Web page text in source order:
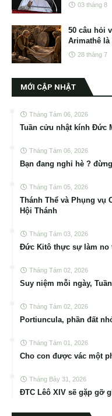
03 tháng 8
50 câu hỏi
Arimathê là
28 tháng 7
MỚI CẬP NHẬT
Tháng Tám 06, 2026
Tuần cửu nhật kính Đức
Tháng Tám 06, 2026
Bạn đang nghỉ hè ?
Tháng Tám 05, 2026
Thánh Thể và Phụng vụ
Hội Thánh
Tháng Tám 03, 2026
Đức Kitô thực sự làm no
Tháng Tám 02, 2026
Suy niệm mỗi ngày,
Tháng Tám 02, 2026
Portiuncula, phần đất
Tháng Tám 01, 2026
Cho con được vác một
Tháng Bảy 31, 2026
ĐTC Lêô XIV sẽ gặp gỡ